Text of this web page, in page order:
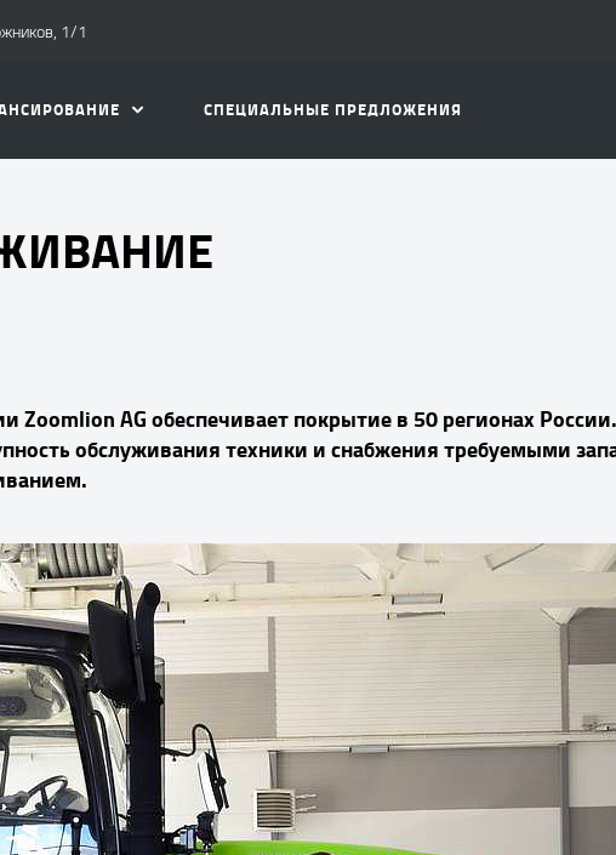
1/1
СПЕЦИАЛЬНЫЕ ПРЕДЛОЖЕНИЯ
Zoomlion AG обеспечивает покрытие в 50 регионах
обслуживания техники и снабжения требуемыми